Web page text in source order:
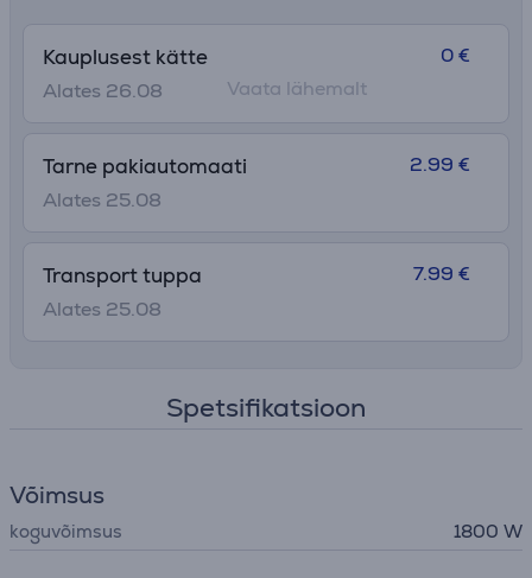
Kauplusest kätte
Alates 26.08
0 €
Vaata lähemalt
Tarne pakiautomaati
Alates 25.08
2.99 €
Transport tuppa
Alates 25.08
7.99 €
Spetsifikatsioon
Võimsus
koguvõimsus 1800 W